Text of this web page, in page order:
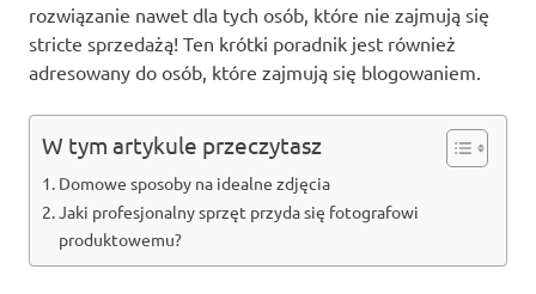
rozwiązanie nawet dla tych osób, które nie zajmują się
stricte sprzedażą! Ten krótki poradnik jest również
adresowany do osób, które zajmują się blogowaniem.
W tym artykule przeczytasz
Domowe sposoby na idealne zdjęcia
Jaki profesjonalny sprzęt przyda się fotografowi
produktowemu?